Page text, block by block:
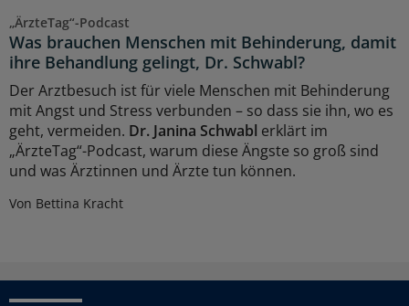
„ÄrzteTag“-Podcast
Was brauchen Menschen mit Behinderung, damit
ihre Behandlung gelingt, Dr. Schwabl?
Der Arztbesuch ist für viele Menschen mit Behinderung
mit Angst und Stress verbunden – so dass sie ihn, wo es
geht, vermeiden. Dr. Janina Schwabl erklärt im
„ÄrzteTag“-Podcast, warum diese Ängste so groß sind
und was Ärztinnen und Ärzte tun können.
Von Bettina Kracht